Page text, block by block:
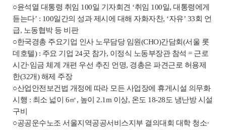
○윤석열 대통령 취임 100일 기자회견 ‘취임 100일, 대통령에게
듣는다’ : 100일간의 성과 제시에 대해 자화자찬, ‘자유’ 33회 언
급, 노동협박 등 비판
○한국경총 주요기업 인사 노무담당 임원(CHO)간담회(서울 롯
데호텔) : 주요 기업 24곳 참가, 이정식 노동부장관 참석 = 근로
시간·임금 체계 개편 우선 추진 언명, 경총은 파견근로 허용제
한(32개) 해제 주장
○산업안전보건법 개정에 따라 모든 사업장에 휴게시설 의무화
시행 : 최소 넓이 6㎡, 높이 2.1m 이상, 온도 18-28도 냉난방 시설
구비
○공공운수노조 서울지역공공서비스지부 결의대회 대학 청소·